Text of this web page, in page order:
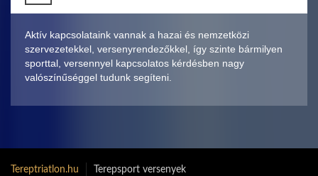
Aktív kapcsolataink vannak a hazai és nemzetközi
szervezetekkel, versenyrendezőkkel, így szinte bármilyen
sporttal, versennyel kapcsolatos kérdésben nagy
valószínűséggel tudunk segíteni.
Tereptriatlon.hu Terepsport versenyek